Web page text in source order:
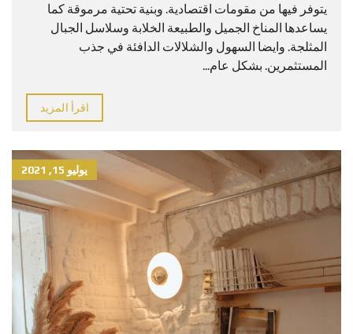
يتوفر فيها من مقومات اقتصادية. وبنية تحتية مرموقة كما
يساعدها المناخ الجميل والطبيعة الخلابة وسلاسل الجبال
المثلجة. وايضا السهول والشلالات الدافئة في جذب
المستثمرين. بشكل عام...
اقرأ المزيد
يوليو 15, 2021